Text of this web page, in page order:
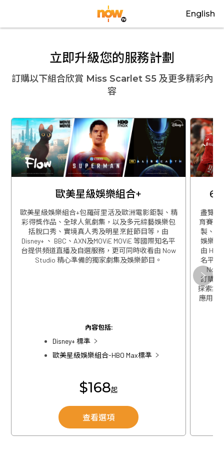
English
立即升級您的服務計劃
訂購以下組合欣賞 Miss Scarlet S5及更多精彩內
容
歐美星級娛樂組合+
歐美星級娛樂組合+包羅荷里活及歐洲電影鉅製、精
彩得獎作品、全球人氣劇集，以及多元綜藝娛樂包
括脫口秀、實境真人秀及明星烹飪節目等，由
Disney+ 、 BBC、AXN及MOViE MOViE 等國際知名平
台提供頻道直播及自選服務，更可同時收看由 Now
Studio 精心準備的獨家劇集及娛樂節目。
內容包括:
Disney+ 標準
歐美星級娛樂組合-HBO Max標準
$168起
查看選項
6
盡覽英
育賽事,
製、精
娛樂包
由
名平台
Now
訂購歐
探索集
應用程
關閉